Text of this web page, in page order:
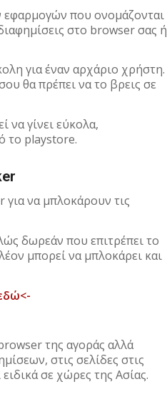
εφαρμογών που ονομάζονται
στο browser σας ή
για έναν αρχάριο χρήστη.
θα πρέπει να το βρεις σε
γίνει εύκολα,
το playstore.
να μπλοκάρουν τις
δωρεάν που επιτρέπει το
μπορεί να μπλοκάρει και
της αγοράς αλλά
στις σελίδες στις
σε χώρες της Ασίας.